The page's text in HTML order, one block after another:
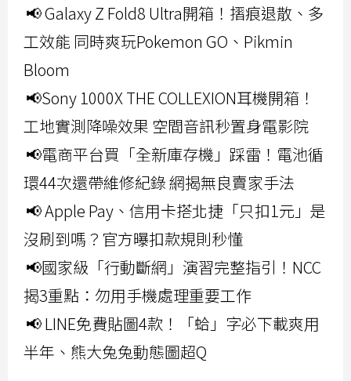
📢 Galaxy Z Fold8 Ultra開箱！摺痕退散、多
工效能 同時爽玩Pokemon GO、Pikmin
Bloom
📢Sony 1000X THE COLLEXION耳機開箱！
工地實測降噪效果 空間音訊秒置身電影院
📢電商平台買「全新庫存機」踩雷！電池循
環44次還帶維修紀錄 網揭無良賣家手法
📢 Apple Pay、信用卡搭北捷「只扣1元」是
沒刷到嗎？官方曝扣款規則秒懂
📢國家級「行動斷網」演習完整指引！NCC
揭3重點：勿用手機處理重要工作
📢 LINE免費貼圖4款！「蛤」字必下載爽用
半年、熊大兔兔動態圖超Q